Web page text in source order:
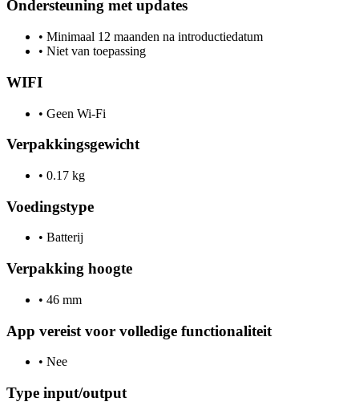
Ondersteuning met updates
• Minimaal 12 maanden na introductiedatum
• Niet van toepassing
WIFI
• Geen Wi-Fi
Verpakkingsgewicht
• 0.17 kg
Voedingstype
• Batterij
Verpakking hoogte
• 46 mm
App vereist voor volledige functionaliteit
• Nee
Type input/output